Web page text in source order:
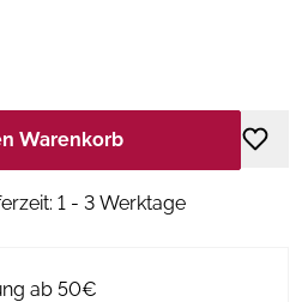
Warenkorb
1 - 3 Werktage
ab 50€